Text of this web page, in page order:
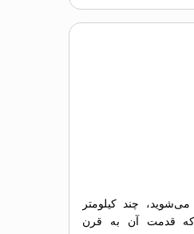
چند کیلومتر
که قدمت آن به قرن